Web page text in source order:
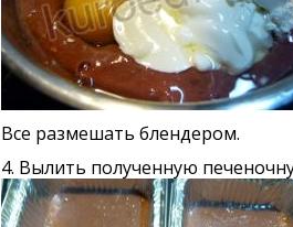
Все размешать блендером.
4. Вылить полученную